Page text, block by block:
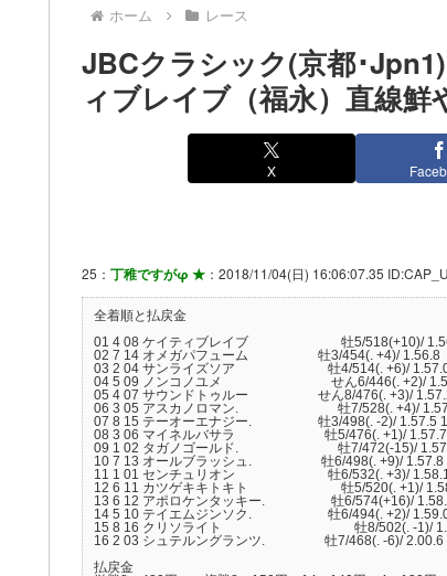
ホーム レース
JBCクラシック(京都･
ィブレイブ（福永）直線鮮
X
25： 丁稚ですがφ ★ ：2018/11/04(日) 16:06:07.35
全着順と払戻金
01 4 08 ケイティブレイブ 牡5/518(+10)/
02 7 14 オメガパフューム 牡3/454(. +4)/ 1.56.8
03 2 04 サンライズソア 牡4/514(. +6)/
04 5 09 ノンコノユメ せん6/446(. +2)/
05 4 07 サウンドトゥルー せん8/476(. +3)/
06 3 05 アスカノロマン. 牡7/528(. +4)/
07 8 15 テーオーエナジー. 牡3/498(. -2)/ 1.57.5 1
08 3 06 マイネルバサラ 牡5/476(. +1)/ 1.57.7 1
09 1 02 タガノゴールド. 牡7/472(-15)/
10 7 13 オールブラッシュ. 牡6/498(. +9)/
11 1 01 センチュリオン 牡6/532(. +3)/ 1.58.1
12 6 11 カツゲキキトキト 牡5/520(. +1)/ 1.58.3
13 6 12 アポロケンタッキー. 牡6/574(+16)/
14 5 10 テイエムジンソク. 牡6/494(. +2)/
15 8 16 クリソライト 牡8/502(. -1)/
16 2 03 シュテルングランツ. 牡7/468(. -6)/
払戻金